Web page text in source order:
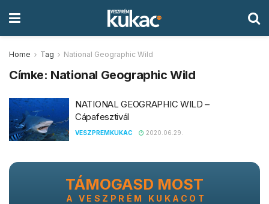
Home Tag National Geographic Wild
Címke: National Geographic Wild
NATIONAL GEOGRAPHIC WILD –
Cápafesztivál
VESZPREMKUKAC 2020.06.29.
TÁMOGASD MOST
A VESZPRÉM KUKACOT